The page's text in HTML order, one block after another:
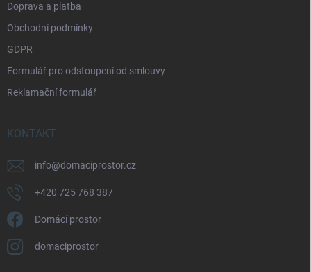
Doprava a platba
Obchodní podmínky
GDPR
Formulář pro odstoupení od smlouvy
Reklamační formulář
KONTAKT
info@domaciprostor.cz
+420 725 768 387
Domácí prostor
domaciprostor